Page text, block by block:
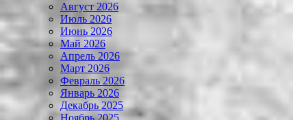
Август 2026
Июль 2026
Июнь 2026
Май 2026
Апрель 2026
Март 2026
Февраль 2026
Январь 2026
Декабрь 2025
Ноябрь 2025